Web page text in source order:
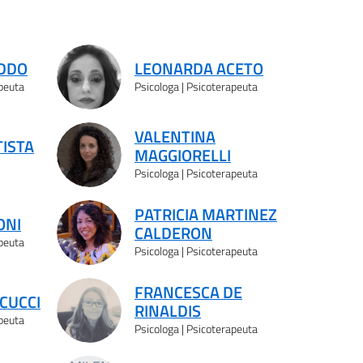
LEONARDA ACETO
Psicologa | Psicoterapeuta
VALENTINA
MAGGIORELLI
Psicologa | Psicoterapeuta
PATRICIA MARTINEZ
CALDERON
Psicologa | Psicoterapeuta
FRANCESCA DE
RINALDIS
Psicologa | Psicoterapeuta